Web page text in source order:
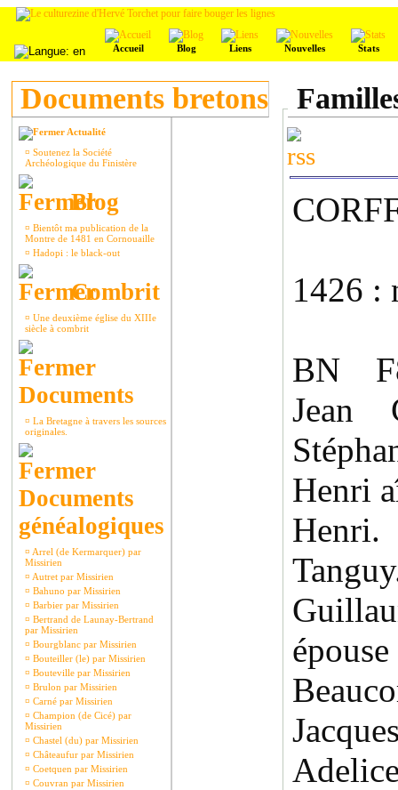
Accueil Blog Liens Nouvelles Stats
Documents bretons
Actualité
¤ Soutenez la Société
Archéologique du Finistère
Blog
¤ Bientôt ma publication de la
Montre de 1481 en Cornouaille
¤ Hadopi : le black-out
Combrit
¤ Une deuxième église du XIIIe
siècle à combrit
Documents
¤ La Bretagne à travers les sources
originales.
Documents
généalogiques
¤ Arrel (de Kermarquer) par
Missirien
¤ Autret par Missirien
¤ Bahuno par Missirien
¤ Barbier par Missirien
¤ Bertrand de Launay-Bertrand
par Missirien
¤ Bourgblanc par Missirien
¤ Bouteiller (le) par Missirien
¤ Bouteville par Missirien
¤ Brulon par Missirien
¤ Carné par Missirien
¤ Champion (de Cicé) par
Missirien
¤ Chastel (du) par Missirien
¤ Châteaufur par Missirien
¤ Coetquen par Missirien
¤ Couvran par Missirien
1426 :
BN
Jean
Henri
Henri.